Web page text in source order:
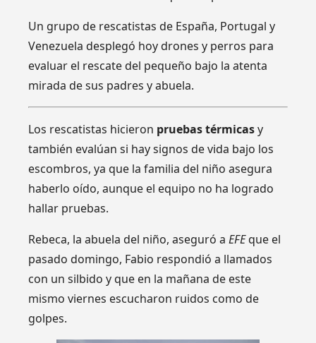
Un grupo de rescatistas de España, Portugal y
Venezuela desplegó hoy drones y perros para
evaluar el rescate del pequeño bajo la atenta
mirada de sus padres y abuela.
Los rescatistas hicieron pruebas térmicasy
también evalúan si hay signos de vida bajo los
escombros, ya que la familia del niño asegura
haberlo oído, aunque el equipo no ha logrado
hallar pruebas.
Rebeca, la abuela del niño, aseguró aEFEque el
pasado domingo, Fabio respondió a llamados
con un silbido y que en la mañana de este
mismo viernes escucharon ruidos como de
golpes.